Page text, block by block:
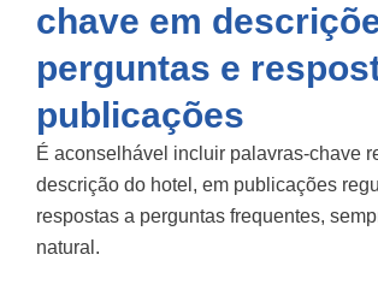
chave em
perguntas e
publicações
É aconselhável incluir palavras-chave
descrição do hotel, em publicações
respostas a perguntas frequentes,
natural.